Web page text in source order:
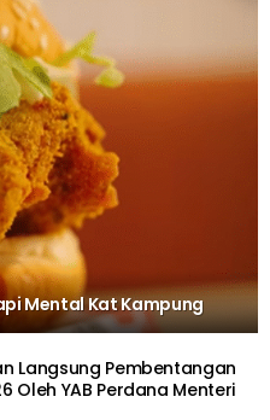
Mental Kat Kampung
Langsung Pembentangan
Oleh YAB Perdana Menteri